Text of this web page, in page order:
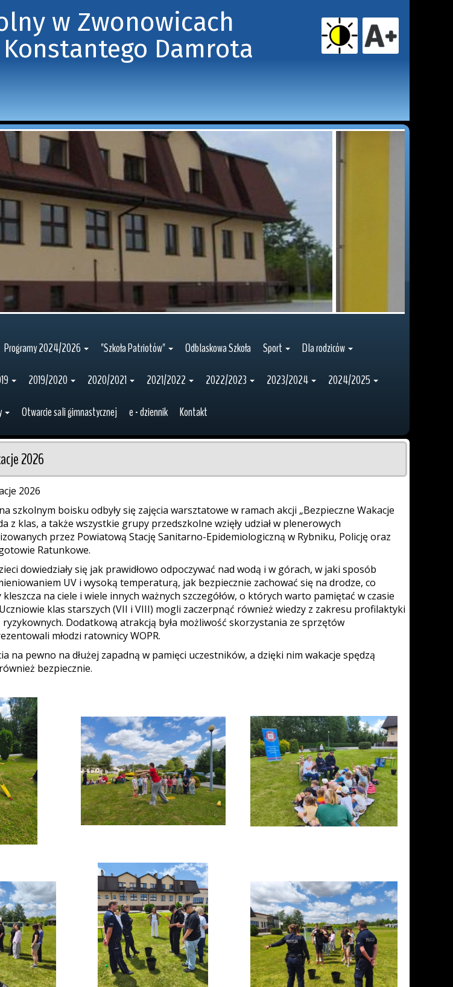
w Zwonowicach
Damrota
Programy 2024/2026 "Szkoła Patriotów" Odblaskowa Szkoła Sport
Dla rodziców
2019/2020 2020/2021 2021/2022 2022/2023 2023/2024
2024/2025
Otwarcie sali gimnastycznej e - dziennik Kontakt
2026
2026
szkolnym boisku odbyły się zajęcia warsztatowe w ramach akcji „Bezpieczne Wakacje
z klas, a także wszystkie grupy przedszkolne wzięły udział w plenerowych
przez Powiatową Stację Sanitarno-Epidemiologiczną w Rybniku, Policję oraz
Ratunkowe.
dowiedziały się jak prawidłowo odpoczywać nad wodą i w górach, w jaki sposób
UV i wysoką temperaturą, jak bezpiecznie zachować się na drodze, co
na ciele i wiele innych ważnych szczegółów, o których warto pamiętać w czasie
klas starszych (VII i VIII) mogli zaczerpnąć również wiedzy z zakresu profilaktyki
Dodatkową atrakcją była możliwość skorzystania ze sprzętów
młodzi ratownicy WOPR.
na pewno na dłużej zapadną w pamięci uczestników, a dzięki nim wakacje spędzą
bezpiecznie.